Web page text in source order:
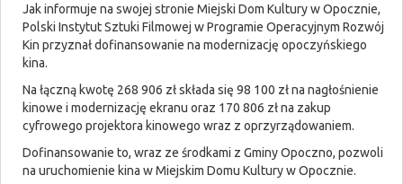
Jak informuje na swojej stronie Miejski Dom Kultury w Opocznie,
Polski Instytut Sztuki Filmowej w Programie Operacyjnym Rozwój
Kin przyznał dofinansowanie na modernizację opoczyńskiego
kina.
Na łączną kwotę 268 906 zł składa się 98 100 zł na nagłośnienie
kinowe i modernizację ekranu oraz 170 806 zł na zakup
cyfrowego projektora kinowego wraz z oprzyrządowaniem.
Dofinansowanie to, wraz ze środkami z Gminy Opoczno, pozwoli
na uruchomienie kina w Miejskim Domu Kultury w Opocznie.